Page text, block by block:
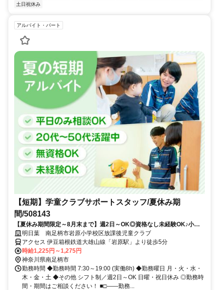
土日祝休み
アルバイト・パート
【短期】学童クラブサポートスタッフ/夏休み期
間/508143
【夏休み期間限定～8月末まで】週2日～OK◎資格なし未経験OK♪小学
生の見守りサポート！
明日葉 南足柄市岩原小学校区放課後児童クラブ
アクセス 伊豆箱根鉄道大雄山線「岩原駅」より徒歩5分
時給1,225円～1,275円
神奈川県南足柄市
勤務時間 ◆勤務時間 7:30～19:00 (実働8h) ◆勤務曜日 月・火・水・
木・金・土 ◆その他 シフト制／週2日～OK 日曜・祝日休み ◎勤務時
間・期間はご相談ください！ ■□――勤務...